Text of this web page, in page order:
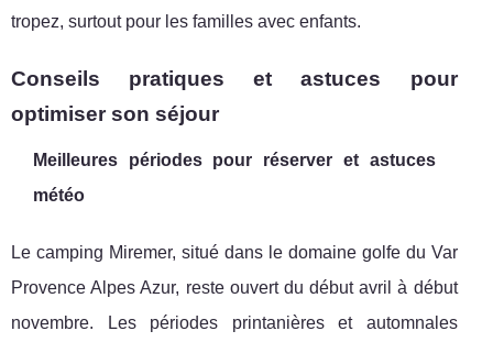
tropez, surtout pour les familles avec enfants.
Conseils pratiques et astuces pour
optimiser son séjour
Meilleures périodes pour réserver et astuces
météo
Le camping Miremer, situé dans le domaine golfe du Var
Provence Alpes Azur, reste ouvert du début avril à début
novembre. Les périodes printanières et automnales